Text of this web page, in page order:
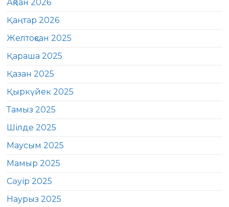
Ақпан 2026
Қаңтар 2026
Желтоқсан 2025
Қараша 2025
Қазан 2025
Қыркүйек 2025
Тамыз 2025
Шілде 2025
Маусым 2025
Мамыр 2025
Сәуір 2025
Наурыз 2025